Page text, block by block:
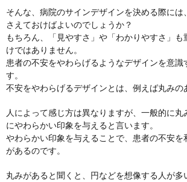
そんな、病院のサインデザインを決める際には
さえておけばよいのでしょうか？
もちろん、「見やすさ」や「わかりやすさ」も
けではありません。
患者の不安をやわらげるようなデザインを意識
す。
不安をやわらげるデザインとは、例えば丸みの
人によって感じ方は異なりますが、一般的に丸
にやわらかい印象を与えると言います。
やわらかい印象を与えることで、患者の不安を
があるのです。
丸みがあると聞くと、円などを想像する人が多